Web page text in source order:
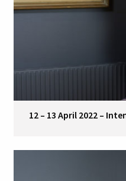
12 – 13 April 2022 –